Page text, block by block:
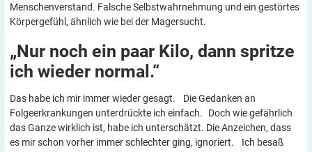
Menschenverstand. Falsche Selbstwahrnehmung und ein gestörtes
Körpergefühl, ähnlich wie bei der Magersucht.
„Nur noch ein paar Kilo, dann spritze
ich wieder normal.“
Das habe ich mir immer wieder gesagt. Die Gedanken an
Folgeerkrankungen unterdrückte ich einfach. Doch wie gefährlich
das Ganze wirklich ist, habe ich unterschätzt. Die Anzeichen, dass
es mir schon vorher immer schlechter ging, ignoriert. Ich besaß